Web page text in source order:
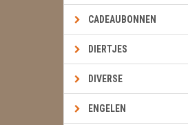
CADEAUBONNEN
DIERTJES
DIVERSE
ENGELEN